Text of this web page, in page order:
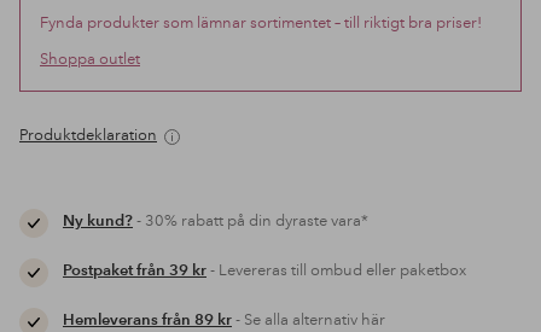
Fynda produkter som lämnar sortimentet – till riktigt bra priser!
Shoppa outlet
Produktdeklaration
Ny kund?- 30% rabatt på din dyraste vara*
Postpaket från 39 kr- Levereras till ombud eller paketbox
Hemleverans från 89 kr- Se alla alternativ här